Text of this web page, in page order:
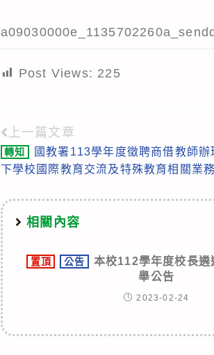
Post Views: 225
Read
more
上一篇文章
轉知
國教署113學年度徵聘商借教師辦
下學校國際教育交流及特殊教育相關業
相關內容
置頂 公告
本校112學年度校長遴
舉公告
2023-02-24